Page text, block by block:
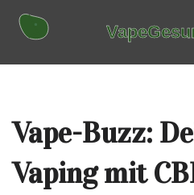
Vape-Buzz:
Vaping mit